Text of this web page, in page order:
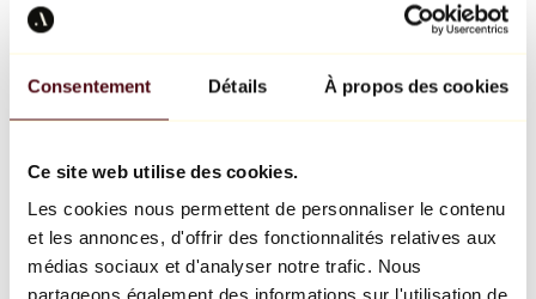
Consentement Détails À propos des cookies
Ce site web utilise des cookies.
Les cookies nous permettent de personnaliser le contenu
et les annonces, d'offrir des fonctionnalités relatives aux
médias sociaux et d'analyser notre trafic. Nous
partageons également des informations sur l'utilisation de
Richard Orlinski
Keith Haring
Jeff Koons
Jean-Michel Basquiat
Tous les designers
Œuvre de la semaine